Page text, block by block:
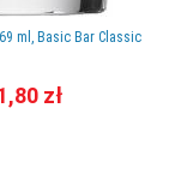
ml, Basic Bar Classic
zł